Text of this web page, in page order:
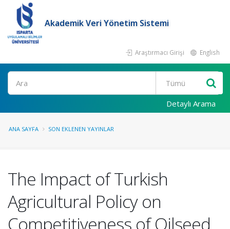
Akademik Veri Yönetim Sistemi
Araştırmacı Girişi English
Ara
Detaylı Arama
ANA SAYFA SON EKLENEN YAYINLAR
The Impact of Turkish
Agricultural Policy on
Competitiveness of Oilseed